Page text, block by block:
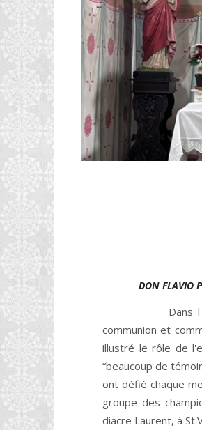
DON FLAVIO
Dans
communion et
illustré le rôle de
“beaucoup de
ont défié chaque
groupe des
diacre Laurent, à